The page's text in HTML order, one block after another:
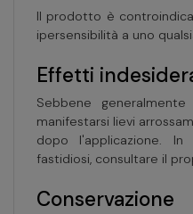
Il prodotto è
ipersensibilità a uno
Effetti
Sebbene
manifestarsi lievi
dopo l'applicazione.
fastidiosi, consultare il
Conservazione